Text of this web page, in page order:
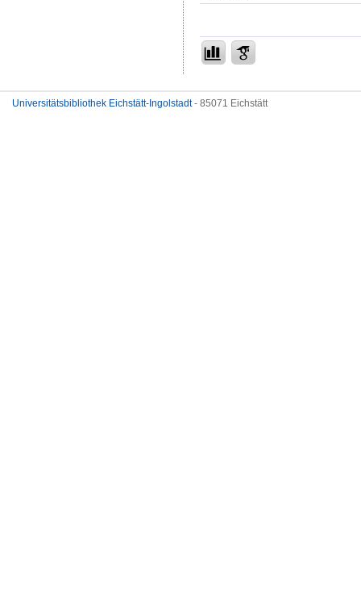
Universitätsbibliothek Eichstätt-Ingolstadt- 85071 Eichstätt